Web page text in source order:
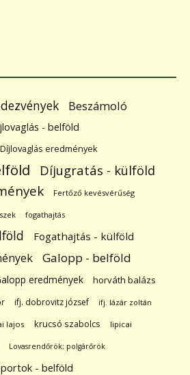
Beszámoló
- belföld
Díjlovaglás eredmények
Díjugratás - külföld
Fertőző kevésvérűség
fogathajtás
Fogathajtás - külföld
Galopp - belföld
eredmények horváth balázs
ifj. dobrovitz józsef ifj. lázár zoltán
lajos krucsó szabolcs lipicai
Lovasrendőrök; polgárőrök
- belföld